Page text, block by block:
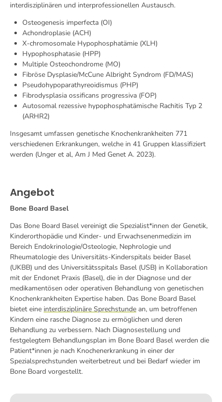
interdisziplinären und interprofessionellen Austausch.
Osteogenesis imperfecta (OI)
Achondroplasie (ACH)
X-chromosomale Hypophosphatämie (XLH)
Hypophosphatasie (HPP)
Multiple Osteochondrome (MO)
Fibröse Dysplasie/McCune Albright Syndrom (FD/MAS)
Pseudohypoparathyreoidismus (PHP)
Fibrodysplasia ossificans progressiva (FOP)
Autosomal rezessive hypophosphatämische Rachitis Typ 2
(ARHR2)
Insgesamt umfassen genetische Knochenkrankheiten 771
verschiedenen Erkrankungen, welche in 41 Gruppen klassifiziert
werden (Unger et al, Am J Med Genet A. 2023).
Angebot
Bone Board Basel
Das Bone Board Basel vereinigt die Spezialist*innen der Genetik,
Kinderorthopädie und Kinder- und Erwachsenenmedizin im
Bereich Endokrinologie/Osteologie, Nephrologie und
Rheumatologie des Universitäts-Kinderspitals beider Basel
(UKBB) und des Universitätsspitals Basel (USB) in Kollaboration
mit der Endonet Praxis (Basel), die in der Diagnose und der
medikamentösen oder operativen Behandlung von genetischen
Knochenkrankheiten Expertise haben. Das Bone Board Basel
bietet eine interdisziplinäre Sprechstunde an, um betroffenen
Kindern eine rasche Diagnose zu ermöglichen und deren
Behandlung zu verbessern. Nach Diagnosestellung und
festgelegtem Behandlungsplan im Bone Board Basel werden die
Patient*innen je nach Knochenerkrankung in einer der
Spezialsprechstunden weiterbetreut und bei Bedarf wieder im
Bone Board vorgestellt.